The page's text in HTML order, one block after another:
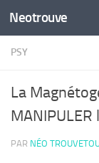
Skip to content
Neotrouve
PSY
La
PAR NÉO